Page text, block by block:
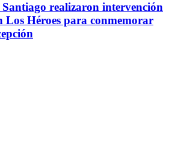
realizaron intervención
Los Héroes para conmemorar